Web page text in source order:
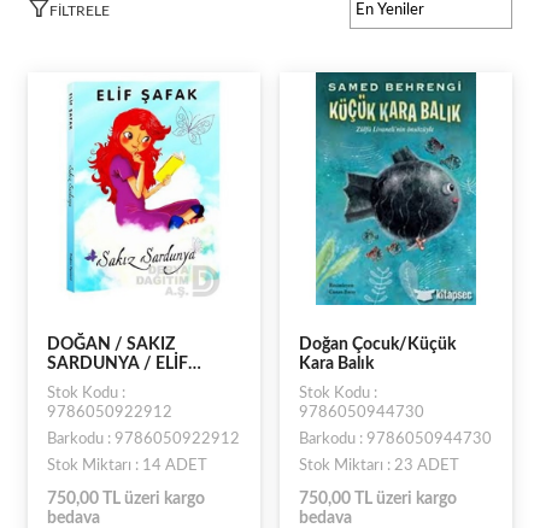
FILTRELE
DOĞAN / SAKIZ
SARDUNYA / ELİF
ŞAFAK
Stok Kodu :
9786050922912
Barkodu : 9786050922912
Stok Miktarı : 14 ADET
750,00 TL üzeri kargo
bedava
Doğan Çocuk/Küçük
Kara Balık
Stok Kodu :
9786050944730
Barkodu : 9786050944730
Stok Miktarı : 23 ADET
750,00 TL üzeri kargo
bedava